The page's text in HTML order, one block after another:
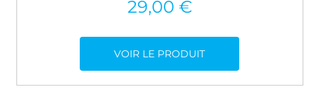
29,00 €
VOIR LE PRODUIT